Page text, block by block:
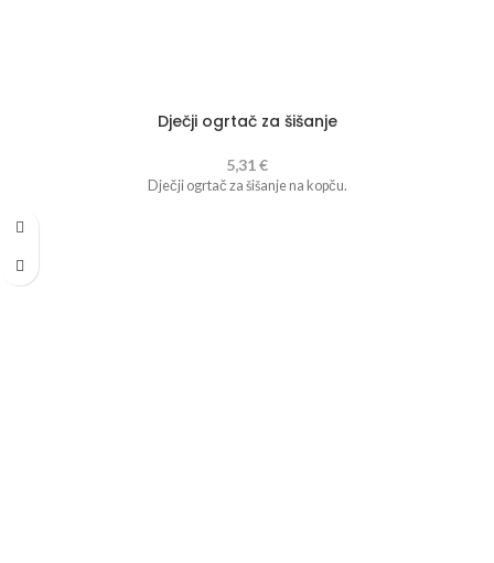
Dječji ogrtač za šišanje
5,31€
Dječji ogrtač za šišanje na kopču.